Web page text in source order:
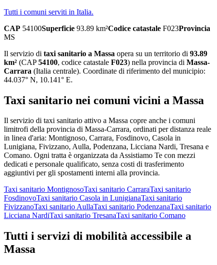
Tutti i comuni serviti in Italia.
CAP 54100Superficie 93.89 km²Codice catastale F023Provincia
MS
Il servizio di taxi sanitario a Massa opera su un territorio di 93.89
km² (CAP54100, codice catastale F023) nella provincia di Massa-
Carrara (Italia centrale). Coordinate di riferimento del municipio:
44.037° N, 10.141° E.
Taxi sanitario nei comuni vicini a Massa
Il servizio di taxi sanitario attivo a Massa copre anche i comuni
limitrofi della provincia di Massa-Carrara, ordinati per distanza reale
in linea d'aria: Montignoso, Carrara, Fosdinovo, Casola in
Lunigiana, Fivizzano, Aulla, Podenzana, Licciana Nardi, Tresana e
Comano. Ogni tratta è organizzata da Assistiamo Te con mezzi
dedicati e personale qualificato, senza costi di trasferimento
aggiuntivi per gli spostamenti interni alla provincia.
Taxi sanitario MontignosoTaxi sanitario CarraraTaxi sanitario
FosdinovoTaxi sanitario Casola in LunigianaTaxi sanitario
FivizzanoTaxi sanitarioAullaTaxi sanitario PodenzanaTaxi sanitario
Licciana NardiTaxi sanitario TresanaTaxi sanitario Comano
Tutti i servizi di mobilità accessibile a
Massa